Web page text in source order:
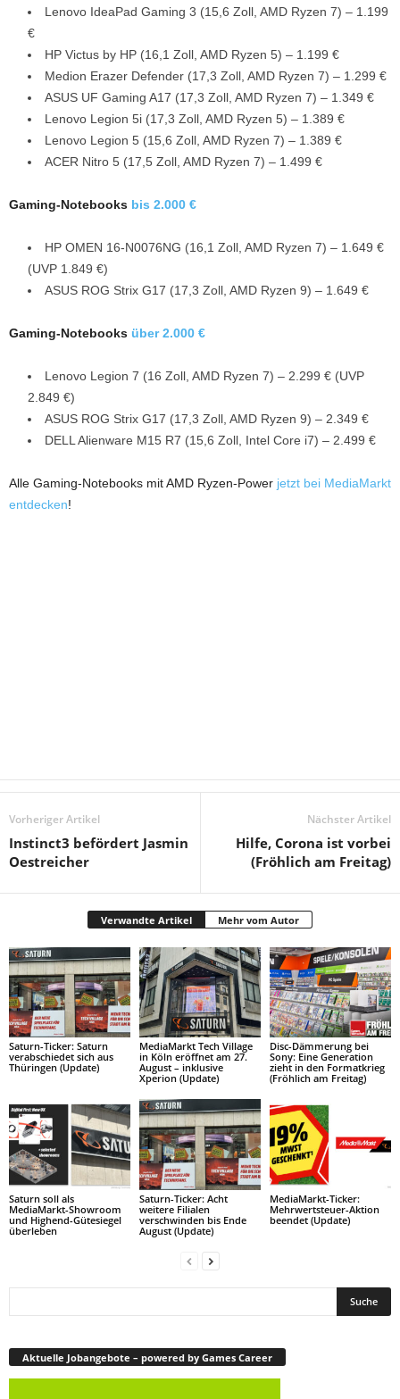
Lenovo IdeaPad Gaming 3 (15,6 Zoll, AMD Ryzen 7) – 1.199
€
HP Victus by HP (16,1 Zoll, AMD Ryzen 5) – 1.199 €
Medion Erazer Defender (17,3 Zoll, AMD Ryzen 7) – 1.299 €
ASUS UF Gaming A17 (17,3 Zoll, AMD Ryzen 7) – 1.349 €
Lenovo Legion 5i (17,3 Zoll, AMD Ryzen 5) – 1.389 €
Lenovo Legion 5 (15,6 Zoll, AMD Ryzen 7) – 1.389 €
ACER Nitro 5 (17,5 Zoll, AMD Ryzen 7) – 1.499 €
Gaming-Notebooks bis 2.000 €
HP OMEN 16-N0076NG (16,1 Zoll, AMD Ryzen 7) – 1.649 €
(UVP 1.849 €)
ASUS ROG Strix G17 (17,3 Zoll, AMD Ryzen 9) – 1.649 €
Gaming-Notebooks über 2.000 €
Lenovo Legion 7 (16 Zoll, AMD Ryzen 7) – 2.299 € (UVP
2.849 €)
ASUS ROG Strix G17 (17,3 Zoll, AMD Ryzen 9) – 2.349 €
DELL Alienware M15 R7 (15,6 Zoll, Intel Core i7) – 2.499 €
Alle Gaming-Notebooks mit AMD Ryzen-Power jetzt bei MediaMarkt
entdecken!
Vorheriger Artikel
Instinct3 befördert Jasmin
Oestreicher
Nächster Artikel
Hilfe, Corona ist vorbei
(Fröhlich am Freitag)
Verwandte Artikel Mehr vom Autor
Saturn-Ticker: Saturn
verabschiedet sich aus
Thüringen (Update)
MediaMarkt Tech Village
in Köln eröffnet am 27.
August – inklusive
Xperion (Update)
Disc-Dämmerung bei
Sony: Eine Generation
zieht in den Formatkrieg
(Fröhlich am Freitag)
Saturn soll als
MediaMarkt-Showroom
und Highend-Gütesiegel
überleben
Saturn-Ticker: Acht
weitere Filialen
verschwinden bis Ende
August (Update)
MediaMarkt-Ticker:
Mehrwertsteuer-Aktion
beendet (Update)
Aktuelle Jobangebote – powered by Games Career